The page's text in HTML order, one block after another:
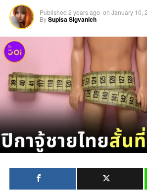
Published 2 years ago on January 10,
BySupisa Sigvanich